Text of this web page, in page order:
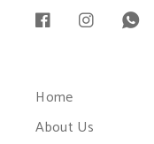
Home
About Us